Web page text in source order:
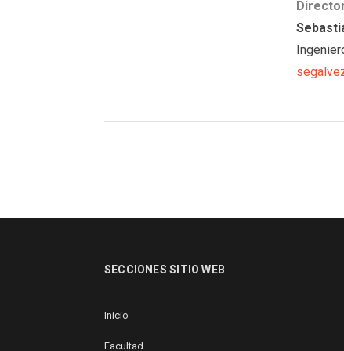
SECCIONES SITIO WEB
Inicio
Facultad